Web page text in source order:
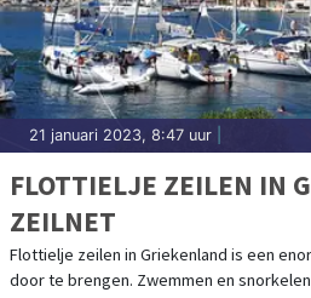
21 januari 2023, 8:47 uur
FLOTTIELJE ZEILEN IN
ZEILNET
Flottielje zeilen in Griekenland is een
door te brengen. Zwemmen en